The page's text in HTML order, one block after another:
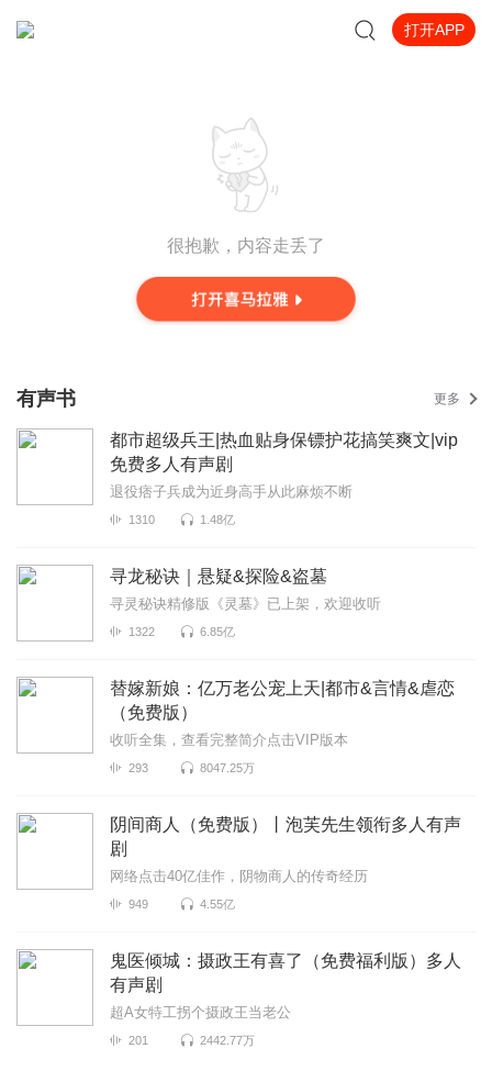
打开APP
很抱歉，内容走丢了
有声书 更多
都市超级兵王|热血贴身保镖护花搞笑爽文|vip
免费多人有声剧
退役痞子兵成为近身高手从此麻烦不断
1310 1.48亿
寻龙秘诀｜悬疑&探险&盗墓
寻灵秘诀精修版《灵墓》已上架，欢迎收听
1322 6.85亿
替嫁新娘：亿万老公宠上天|都市&言情&虐恋
（免费版）
收听全集，查看完整简介点击VIP版本
293 8047.25万
阴间商人（免费版）丨泡芙先生领衔多人有声
剧
网络点击40亿佳作，阴物商人的传奇经历
949 4.55亿
鬼医倾城：摄政王有喜了（免费福利版）多人
有声剧
超A女特工拐个摄政王当老公
201 2442.77万